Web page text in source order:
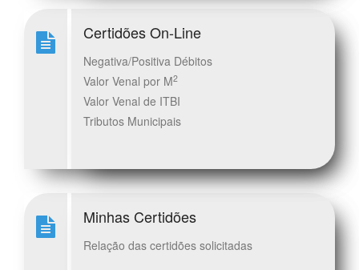
Certidões On-Line
Negativa/Positiva Débitos
Valor Venal por M2
Valor Venal de ITBI
Tributos Municipais
Minhas Certidões
Relação das certidões solicitadas